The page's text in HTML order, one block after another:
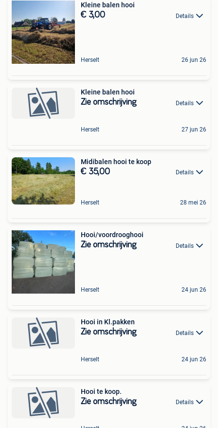
Kleine balen hooi
€ 3,00 Details
Herselt 26 jun 26
Kleine balen hooi
Zie omschrijving Details
Herselt 27 jun 26
Midibalen hooi te koop
€ 35,00 Details
Herselt 28 mei 26
Hooi/voordrooghooi
Zie omschrijving Details
Herselt 24 jun 26
Hooi in Kl.pakken
Zie omschrijving Details
Herselt 24 jun 26
Hooi te koop.
Zie omschrijving Details